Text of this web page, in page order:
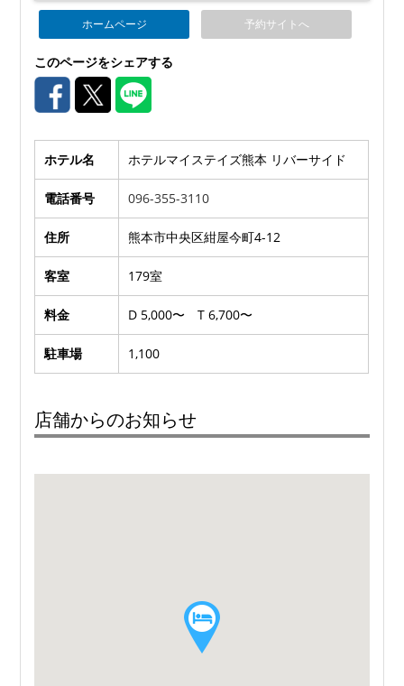
ホームページ 予約サイトへ
このページをシェアする
ホテル名 ホテルマイステイズ熊本 リバーサイド
電話番号 096-355-3110
住所 熊本市中央区紺屋今町4-12
客室 179室
料金 D 5,000〜 T 6,700〜
駐車場 1,100
店舗からのお知らせ